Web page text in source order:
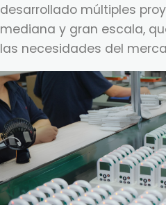
desarrollado múltiples
mediana y gran escala,
las necesidades del